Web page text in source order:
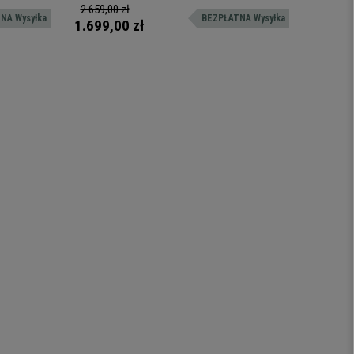
Wysyłka
Czarny
schować pod siedzeniem
2.659,00 zł
1.699,00 zł BEZPŁATNA Wysyłka